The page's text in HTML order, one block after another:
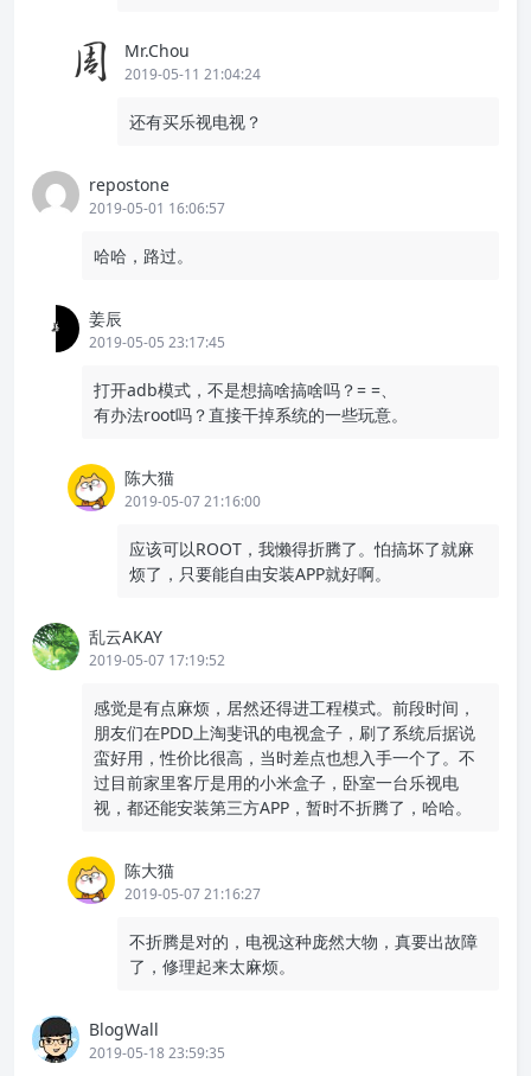
Mr.Chou
2019-05-11 21:04:24
还有买乐视电视？
repostone
2019-05-01 16:06:57
哈哈，路过。
姜辰
2019-05-05 23:17:45
打开adb模式，不是想搞啥搞啥吗？= =、
有办法root吗？直接干掉系统的一些玩意。
陈大猫
2019-05-07 21:16:00
应该可以ROOT，我懒得折腾了。怕搞坏了就麻
烦了，只要能自由安装APP就好啊。
乱云AKAY
2019-05-07 17:19:52
感觉是有点麻烦，居然还得进工程模式。前段时间，
朋友们在PDD上淘斐讯的电视盒子，刷了系统后据说
蛮好用，性价比很高，当时差点也想入手一个了。不
过目前家里客厅是用的小米盒子，卧室一台乐视电
视，都还能安装第三方APP，暂时不折腾了，哈哈。
陈大猫
2019-05-07 21:16:27
不折腾是对的，电视这种庞然大物，真要出故障
了，修理起来太麻烦。
BlogWall
2019-05-18 23:59:35